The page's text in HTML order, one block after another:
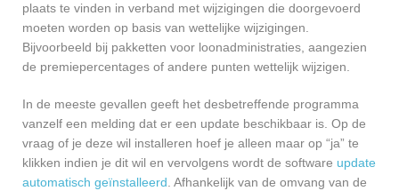
plaats te vinden in verband met wijzigingen die doorgevoerd
moeten worden op basis van wettelijke wijzigingen.
Bijvoorbeeld bij pakketten voor loonadministraties, aangezien
de premiepercentages of andere punten wettelijk wijzigen.
In de meeste gevallen geeft het desbetreffende programma
vanzelf een melding dat er een update beschikbaar is. Op de
vraag of je deze wil installeren hoef je alleen maar op “ja” te
klikken indien je dit wil en vervolgens wordt de software update
automatisch geïnstalleerd . Afhankelijk van de omvang van de